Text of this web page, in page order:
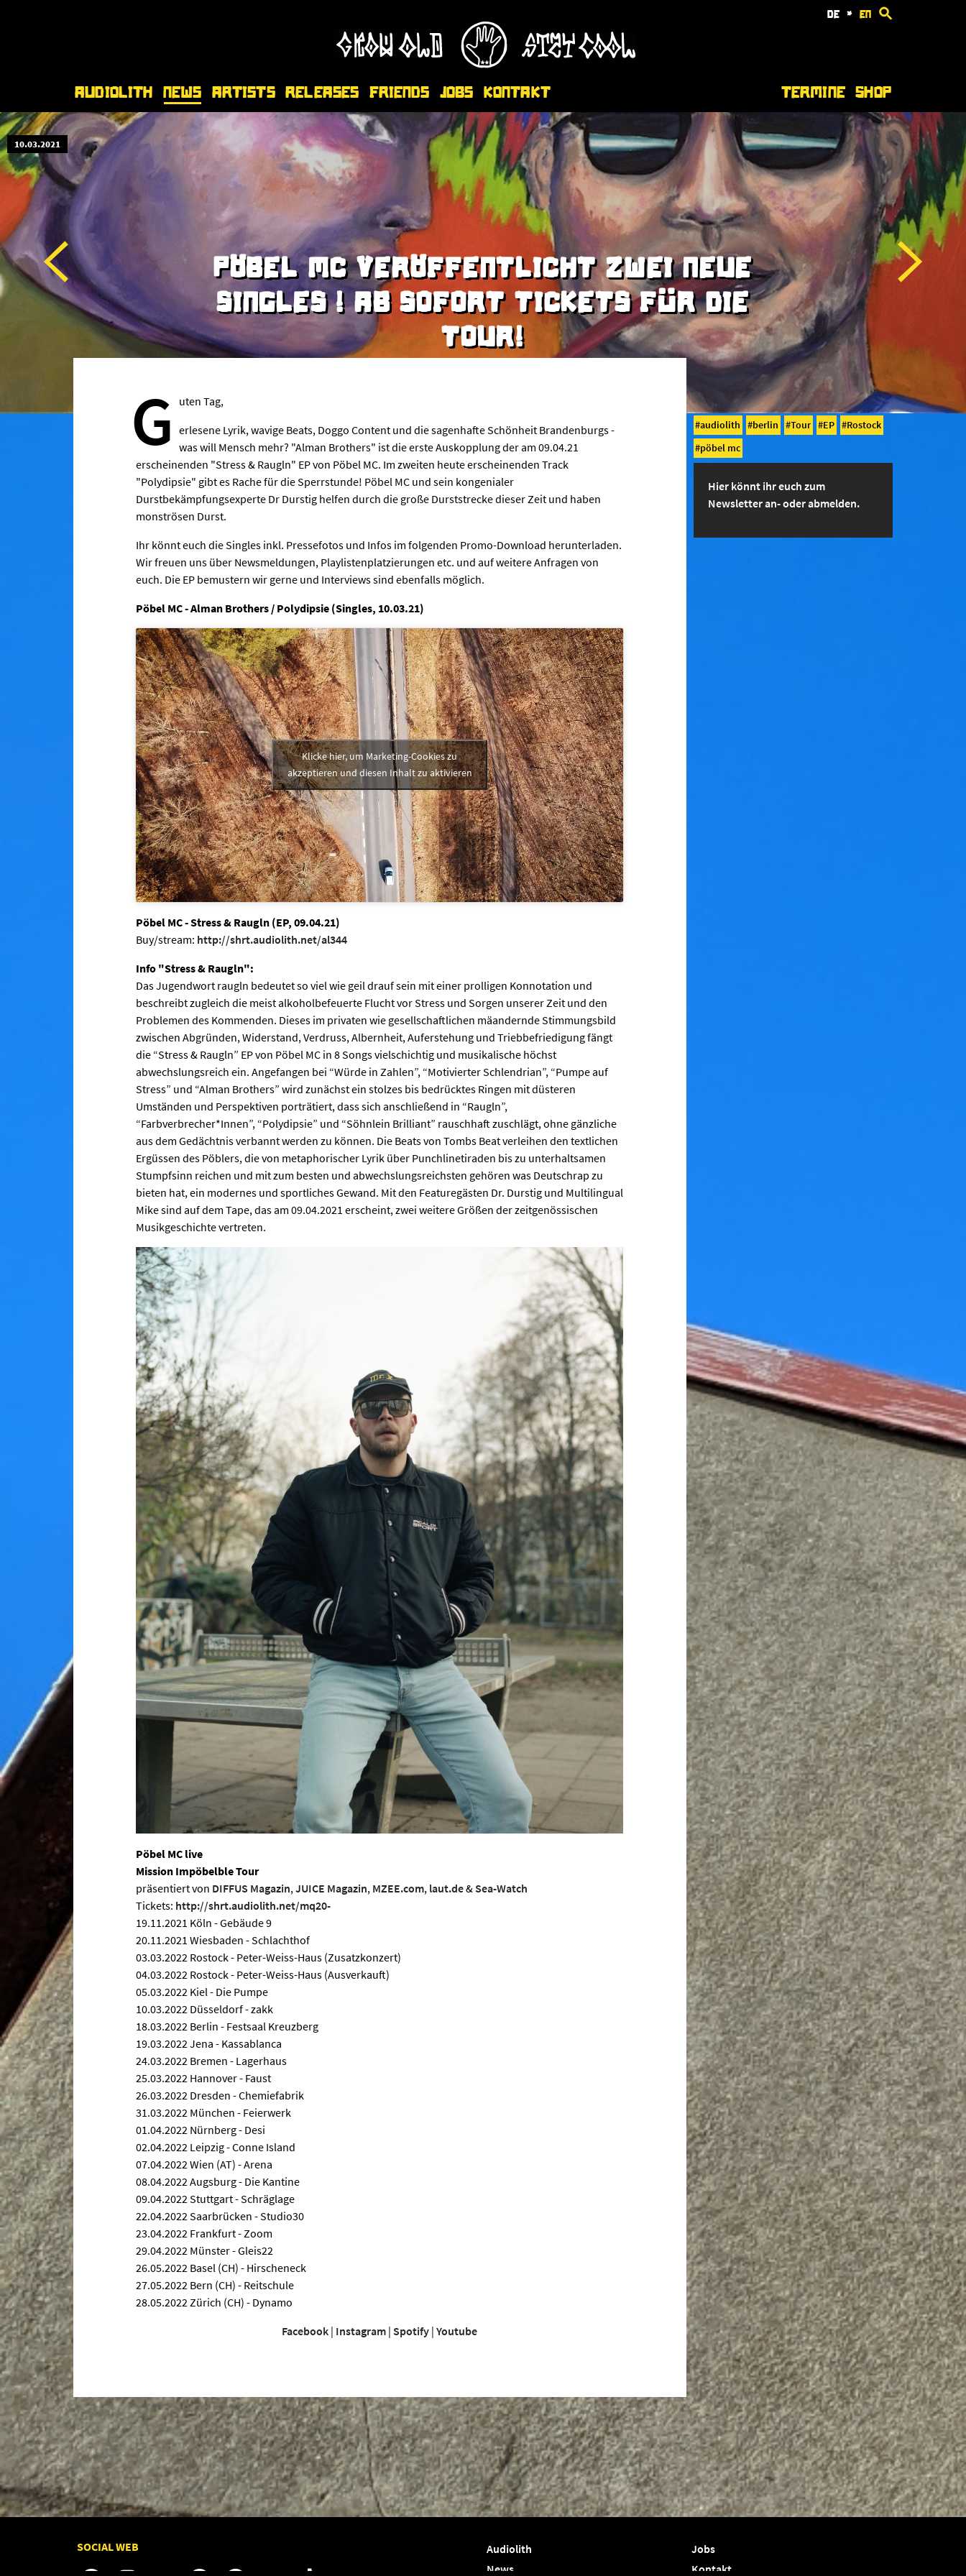
de * en
Audiolith News Artists Releases Friends Jobs Kontakt Termine Shop
10.03.2021
PÖBEL MC VERÖFFENTLICHT ZWEI NEUE
SINGLES ! AB SOFORT TICKETS FÜR DIE
TOUR!
G
uten Tag,
erlesene Lyrik, wavige Beats, Doggo Content und die sagenhafte Schönheit Brandenburgs -
was will Mensch mehr? "Alman Brothers" ist die erste Auskopplung der am 09.04.21
erscheinenden "Stress & Raugln" EP von Pöbel MC. Im zweiten heute erscheinenden Track
"Polydipsie" gibt es Rache für die Sperrstunde! Pöbel MC und sein kongenialer
Durstbekämpfungsexperte Dr Durstig helfen durch die große Durststrecke dieser Zeit und haben
monströsen Durst.
Ihr könnt euch die Singles inkl. Pressefotos und Infos im folgenden Promo-Download herunterladen.
Wir freuen uns über Newsmeldungen, Playlistenplatzierungen etc. und auf weitere Anfragen von
euch. Die EP bemustern wir gerne und Interviews sind ebenfalls möglich.
Pöbel MC - Alman Brothers / Polydipsie (Singles, 10.03.21)
Klicke hier, um Marketing-Cookies zu
akzeptieren und diesen Inhalt zu aktivieren
Pöbel MC - Stress & Raugln (EP, 09.04.21)
Buy/stream: http://shrt.audiolith.net/al344
Info "Stress & Raugln":
Das Jugendwort raugln bedeutet so viel wie geil drauf sein mit einer prolligen Konnotation und
beschreibt zugleich die meist alkoholbefeuerte Flucht vor Stress und Sorgen unserer Zeit und den
Problemen des Kommenden. Dieses im privaten wie gesellschaftlichen mäandernde Stimmungsbild
zwischen Abgründen, Widerstand, Verdruss, Albernheit, Auferstehung und Triebbefriedigung fängt
die “Stress & Raugln” EP von Pöbel MC in 8 Songs vielschichtig und musikalische höchst
abwechslungsreich ein. Angefangen bei “Würde in Zahlen”, “Motivierter Schlendrian”, “Pumpe auf
Stress” und “Alman Brothers” wird zunächst ein stolzes bis bedrücktes Ringen mit düsteren
Umständen und Perspektiven porträtiert, dass sich anschließend in “Raugln”,
“Farbverbrecher*Innen”, “Polydipsie” und “Söhnlein Brilliant” rauschhaft zuschlägt, ohne gänzliche
aus dem Gedächtnis verbannt werden zu können. Die Beats von Tombs Beat verleihen den textlichen
Ergüssen des Pöblers, die von metaphorischer Lyrik über Punchlinetiraden bis zu unterhaltsamen
Stumpfsinn reichen und mit zum besten und abwechslungsreichsten gehören was Deutschrap zu
bieten hat, ein modernes und sportliches Gewand. Mit den Featuregästen Dr. Durstig und Multilingual
Mike sind auf dem Tape, das am 09.04.2021 erscheint, zwei weitere Größen der zeitgenössischen
Musikgeschichte vertreten.
Pöbel MC live
Mission Impöbelble Tour
präsentiert von DIFFUS Magazin,JUICE Magazin, MZEE.com, laut.de&Sea-Watch
Tickets: http://shrt.audiolith.net/mq20-
19.11.2021 Köln - Gebäude 9
20.11.2021 Wiesbaden - Schlachthof
03.03.2022 Rostock - Peter-Weiss-Haus (Zusatzkonzert)
04.03.2022 Rostock - Peter-Weiss-Haus (Ausverkauft)
05.03.2022 Kiel - Die Pumpe
10.03.2022 Düsseldorf - zakk
18.03.2022 Berlin - Festsaal Kreuzberg
19.03.2022 Jena - Kassablanca
24.03.2022 Bremen - Lagerhaus
25.03.2022 Hannover - Faust
26.03.2022 Dresden - Chemiefabrik
31.03.2022 München - Feierwerk
01.04.2022 Nürnberg - Desi
02.04.2022 Leipzig - Conne Island
07.04.2022 Wien (AT) - Arena
08.04.2022 Augsburg - Die Kantine
09.04.2022 Stuttgart - Schräglage
22.04.2022 Saarbrücken - Studio30
23.04.2022 Frankfurt - Zoom
29.04.2022 Münster - Gleis22
26.05.2022 Basel (CH) - Hirscheneck
27.05.2022 Bern (CH) - Reitschule
28.05.2022 Zürich (CH) - Dynamo
Facebook | Instagram |Spotify | Youtube
audiolith berlin Tour EP
Rostock
pöbel mc
Hier könnt ihr euch zum
Newsletter an- oder abmelden.
SOCIAL WEB
Audiolith
News
Jobs
Kontakt